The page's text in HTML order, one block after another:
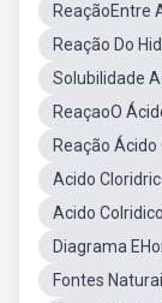
ReaçãoEntre
Reação Do
Solubilidade
ReaçaoO
Reação Ácido
Acido
Acido
Diagrama
Fontes